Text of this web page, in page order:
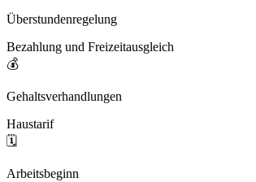
Überstundenregelung
Bezahlung und Freizeitausgleich
💰
Gehaltsverhandlungen
Haustarif
🗓️
Arbeitsbeginn